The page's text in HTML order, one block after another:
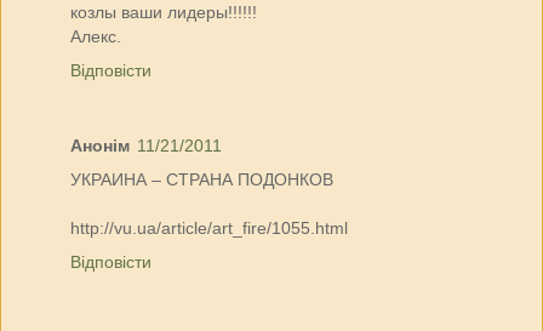
козлы ваши лидеры!!!!!!
Алекс.
Відповісти
Анонім 11/21/2011
УКРАИНА – СТРАНА ПОДОНКОВ
http://vu.ua/article/art_fire/1055.html
Відповісти